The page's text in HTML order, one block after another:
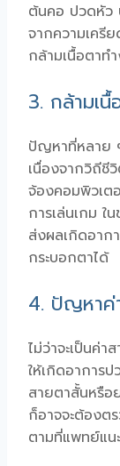
ต้นคอ ปวดหัว
จากความเครี
กล้ามเนื้อตาท
3. กล้ามเนื้
ปัญหาที่หลาย
เนื่องจากวิถีชี
จ้องคอมพิวเต
การเล่นเกม ใ
ส่งผลเกิดอาก
กระบอกตาได้
4. ปัญหาค่
ไม่ว่าจะเป็นค่
ให้เกิดอาการ
สายตาสั้นหรือ
ก็อาจจะต้องต
ตามที่แพทย์แน